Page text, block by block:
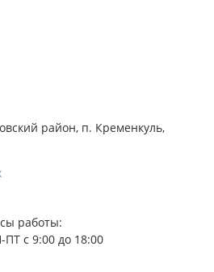
район, п. Кременкуль,
работы:
ПТ с 9:00 до 18:00